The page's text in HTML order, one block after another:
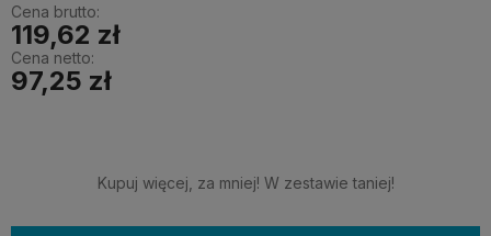
Cena brutto:
119,62 zł
Cena netto:
97,25 zł
Kupuj więcej, za mniej! W zestawie taniej!